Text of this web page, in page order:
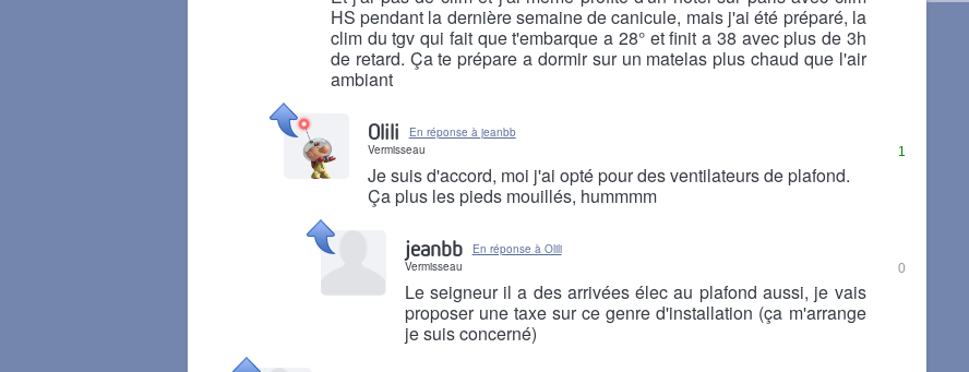
HS pendant la dernière semaine de canicule, mais j'ai été préparé, la
clim du tgv qui fait que t'embarque a 28° et finit a 38 avec plus de 3h
de retard. Ça te prépare a dormir sur un matelas plus chaud que l'air
ambiant
Il y a 1 mois
1
Olili
En réponse à jeanbb
Vermisseau
Je suis d'accord, moi j'ai opté pour des ventilateurs de plafond.
Ça plus les pieds mouillés, hummmm
Il y a 1 mois
0
jeanbb
En réponse à Olili
Vermisseau
Le seigneur il a des arrivées élec au plafond aussi, je vais
proposer une taxe sur ce genre d'installation (ça m'arrange
je suis concerné)